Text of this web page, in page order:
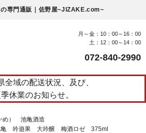
の専門通販｜佐野屋~JIZAKE.com~
月～金：10：00～16：00
土：12：00～14：00
072-840-2990
全域の配送状況、及び、
休業のお知らせ。
め） 池亀酒造
亀 吟遊果 大吟醸 梅酒ロゼ 375ml